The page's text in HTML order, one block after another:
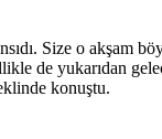
Size o akşam
de yukarıdan
konuştu.